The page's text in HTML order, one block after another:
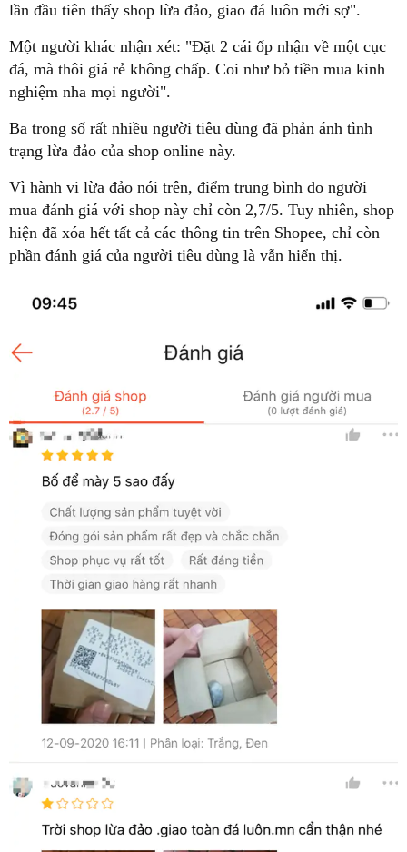
lần đầu tiên thấy shop lừa đảo, giao đá luôn mới sợ".
Một người khác nhận xét: "Đặt 2 cái ốp nhận về một cục
đá, mà thôi giá rẻ không chấp. Coi như bỏ tiền mua kinh
nghiệm nha mọi người".
Ba trong số rất nhiều người tiêu dùng đã phản ánh tình
trạng lừa đảo của shop online này.
Vì hành vi lừa đảo nói trên, điểm trung bình do người
mua đánh giá với shop này chỉ còn 2,7/5. Tuy nhiên, shop
hiện đã xóa hết tất cả các thông tin trên Shopee, chỉ còn
phần đánh giá của người tiêu dùng là vẫn hiển thị.